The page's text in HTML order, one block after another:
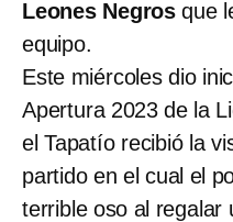
Leones Negrosque
equipo.
Este miércoles dio
Apertura 2023 de la
el Tapatío recibió la
partido en el cual el
terrible oso al regalar